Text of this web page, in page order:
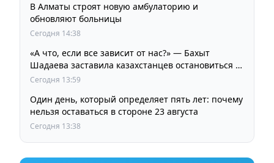
В Алматы строят новую амбулаторию и
обновляют больницы
Сегодня 14:38
«А что, если все зависит от нас?» — Бахыт
Шадаева заставила казахстанцев остановиться и
задуматься
Сегодня 13:59
Один день, который определяет пять лет: почему
нельзя оставаться в стороне 23 августа
Сегодня 13:38